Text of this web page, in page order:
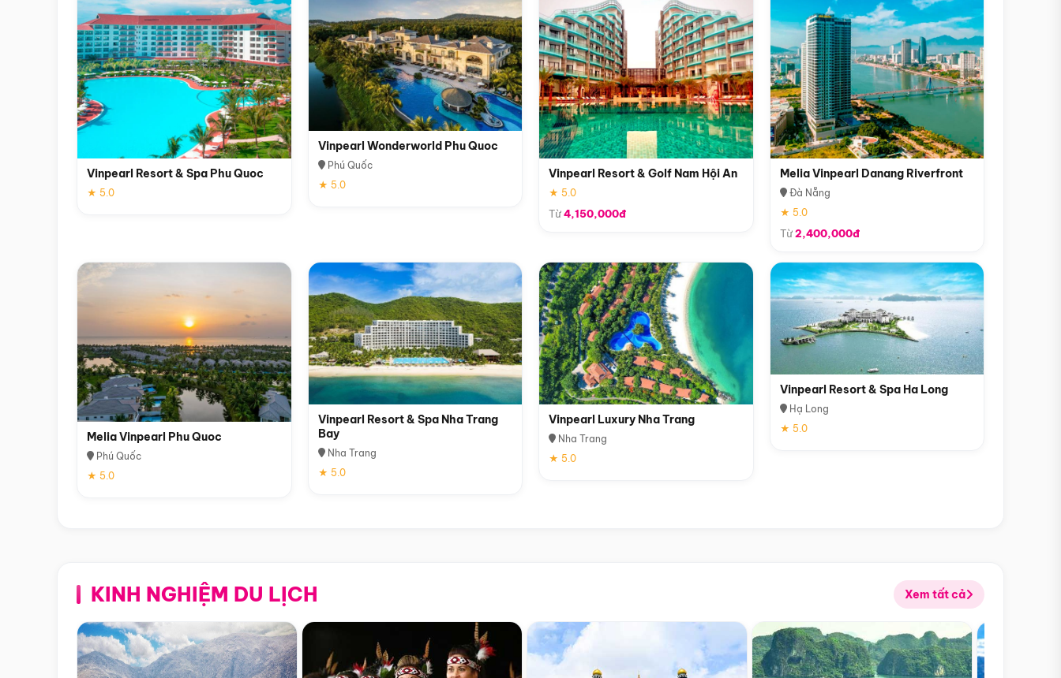
Vinpearl Resort & Spa Phu Quoc
★ 5.0
Vinpearl Wonderworld Phu Quoc
Phú Quốc
★ 5.0
Vinpearl Resort & Golf Nam Hội An
★ 5.0
Từ4,150,000đ
Melia Vinpearl Danang Riverfront
Đà Nẵng
★ 5.0
Từ2,400,000đ
Melia Vinpearl Phu Quoc
Phú Quốc
★ 5.0
Vinpearl Resort & Spa Nha Trang
Bay
Nha Trang
★ 5.0
Vinpearl Luxury Nha Trang
Nha Trang
★ 5.0
Vinpearl Resort & Spa Ha Long
Hạ Long
★ 5.0
KINH NGHIỆM DU LỊCH Xem tất cả